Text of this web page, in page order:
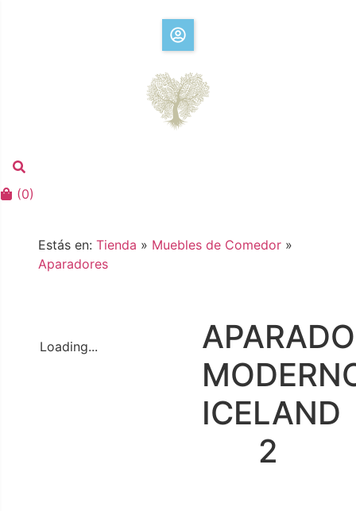
(0)
Estás en: Tienda » Muebles de Comedor »
Aparadores
Loading...
ICELAND
2